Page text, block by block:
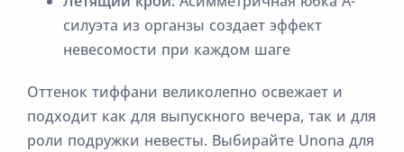
силуэта из органзы создает эффект
невесомости при каждом шаге
Оттенок тиффани великолепно освежает и
подходит как для выпускного вечера, так и для
роли подружки невесты. Выбирайте Unona для